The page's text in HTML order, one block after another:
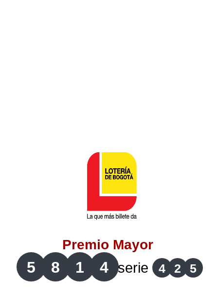
Lotería de Bogotá
Lotería de Risaralda
Lotería de Medellín
Lotería de Santander
Lotería del Cauca
Premio Mayor
5 8 1 4 serie 4 2 5